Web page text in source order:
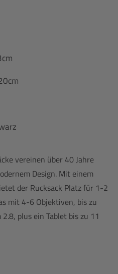
vereinen über 40 Jahre
Design. Mit einem
der Rucksack Platz für 1-2
mit 4-6 Objektiven, bis zu
plus ein Tablet bis zu 11